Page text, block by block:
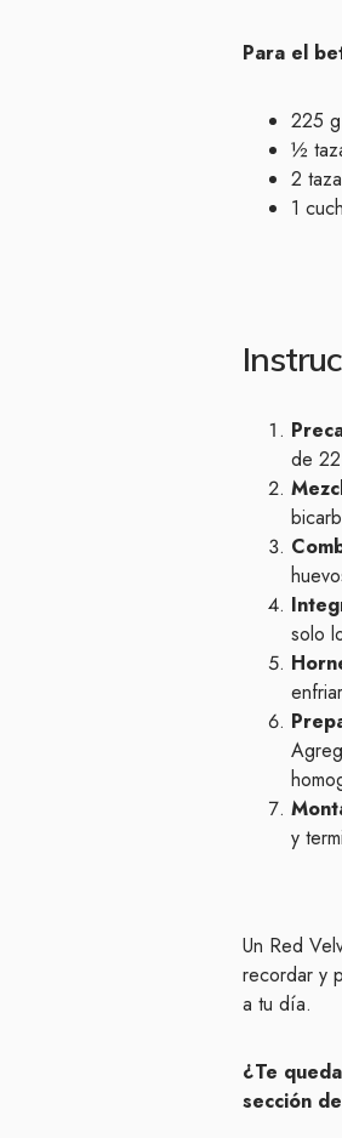
Para el
225
½
2
1
de
solo
y
Un Red
recordar y
a tu día.
¿Te
sección